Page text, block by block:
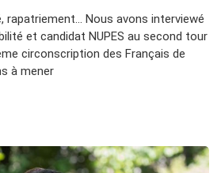
rapatriement… Nous avons interviewé
et candidat NUPES au second tour
circonscription des Français de
à mener